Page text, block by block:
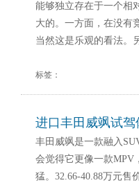
能够独立存在于一个相
大的。一方面，在没有
当然这是乐观的看法。
标签：
进口丰田威飒试
丰田威飒是一款融入
会觉得它更像一款MPV
猛。32.66-40.88万元售